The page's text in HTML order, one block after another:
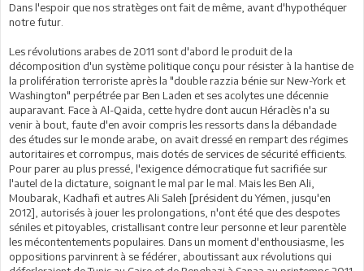
Dans l'espoir que nos stratèges ont fait de même, avant d'hypothéquer
notre futur.
Les révolutions arabes de 2011 sont d'abord le produit de la
décomposition d'un système politique conçu pour résister à la hantise de
la prolifération terroriste après la "double razzia bénie sur New-York et
Washington" perpétrée par Ben Laden et ses acolytes une décennie
auparavant. Face à Al-Qaida, cette hydre dont aucun Héraclès n'a su
venir à bout, faute d'en avoir compris les ressorts dans la débandade
des études sur le monde arabe, on avait dressé en rempart des régimes
autoritaires et corrompus, mais dotés de services de sécurité efficients.
Pour parer au plus pressé, l'exigence démocratique fut sacrifiée sur
l'autel de la dictature, soignant le mal par le mal. Mais les Ben Ali,
Moubarak, Kadhafi et autres Ali Saleh [président du Yémen, jusqu'en
2012], autorisés à jouer les prolongations, n'ont été que des despotes
séniles et pitoyables, cristallisant contre leur personne et leur parentèle
les mécontentements populaires. Dans un moment d'enthousiasme, les
oppositions parvinrent à se fédérer, aboutissant aux révolutions qui